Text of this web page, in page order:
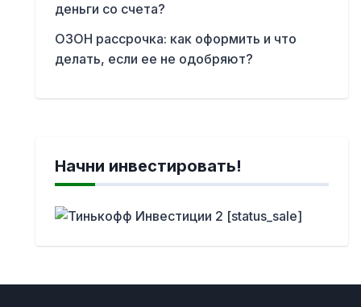
деньги со счета?
ОЗОН рассрочка: как оформить и что
делать, если ее не одобряют?
Начни инвестировать!